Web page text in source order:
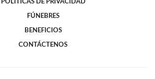
POLITICAS DE PRIVACIDAD
FÚNEBRES
BENEFICIOS
CONTÁCTENOS